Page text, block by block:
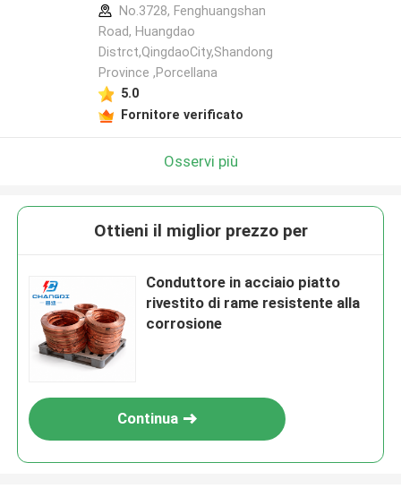
No.3728, Fenghuangshan
Road, Huangdao
Distrct,QingdaoCity,Shandong
Province ,Porcellana
5.0
Fornitore verificato
Osservi più
Ottieni il miglior prezzo per
Conduttore in acciaio piatto
rivestito di rame resistente alla
corrosione
Continua